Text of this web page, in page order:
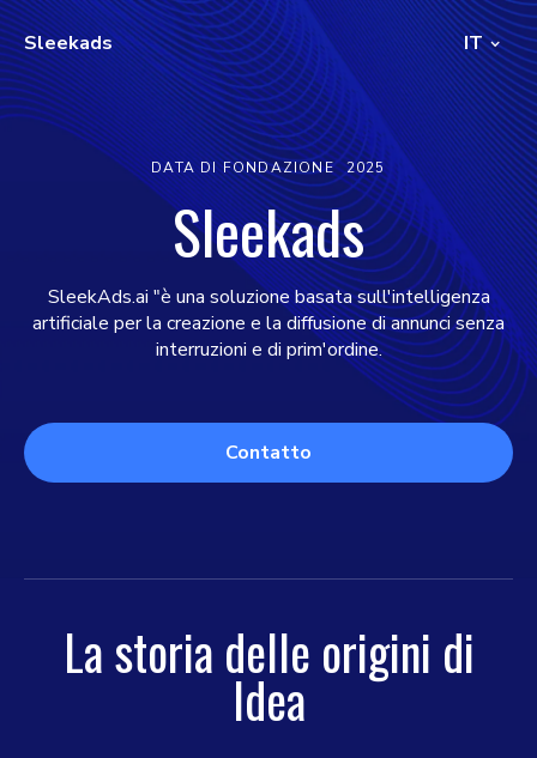
Sleekads IT
DATA DI FONDAZIONE 2025
Sleekads
SleekAds.ai "è una soluzione basata sull'intelligenza
artificiale per la creazione e la diffusione di annunci senza
interruzioni e di prim'ordine.
Contatto
La storia delle origini di
Idea